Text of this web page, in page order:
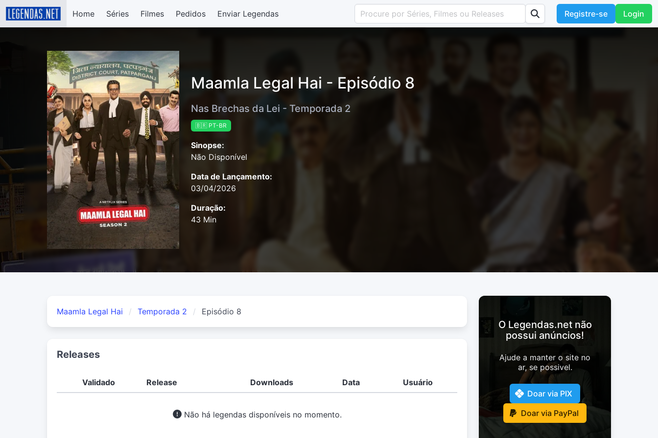
Home Séries Filmes Pedidos Enviar Legendas Registre-se Login
Maamla Legal Hai - Episódio 8
Nas Brechas da Lei - Temporada 2
🇧🇷 PT-BR
Sinopse:
Não Disponível
Data de Lançamento:
03/04/2026
Duração:
43 Min
Maamla Legal Hai Temporada 2 Episódio 8
Releases
Validado Release Downloads Data Usuário
Não há legendas disponíveis no momento.
O Legendas.net não
possui anúncios!
Ajude a manter o site no
ar, se possivel.
Doar via PIX
Doar via PayPal